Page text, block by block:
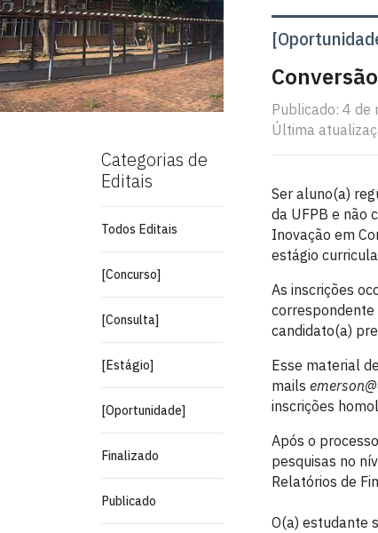
Categorias de
Editais
Todos Editais
[Concurso]
[Consulta]
[Estágio]
[Oportunidade]
Finalizado
Publicado
Publicado: 4 de
Última
Ser aluno(a)
da UFPB e não
Inovação em
estágio
As inscrições
correspondente
candidato(a)
Esse material
mails
inscrições
Após o
pesquisas no
Relatórios de
O(a) estudante